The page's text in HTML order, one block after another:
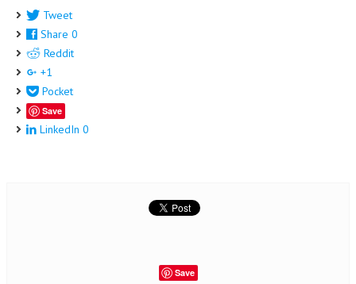
Tweet
Share 0
Reddit
+1
Pocket
Save
LinkedIn 0
Save